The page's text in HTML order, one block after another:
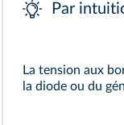
Par
La tension aux
la diode ou du